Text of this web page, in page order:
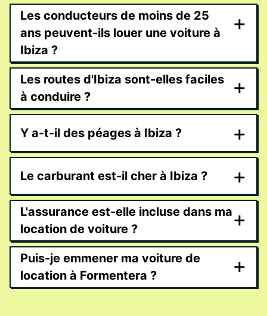
Les conducteurs de moins de 25
ans peuvent-ils louer une voiture à
Ibiza ?
+
Les routes d'Ibiza sont-elles faciles
à conduire ?
+
Y a-t-il des péages à Ibiza ? +
Le carburant est-il cher à Ibiza ? +
L'assurance est-elle incluse dans ma
location de voiture ?
+
Puis-je emmener ma voiture de
location à Formentera ?
+